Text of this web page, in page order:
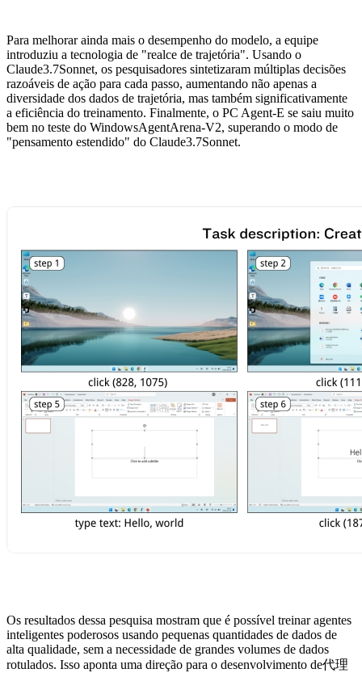
Para melhorar ainda mais o desempenho do modelo, a equipe
introduziu a tecnologia de "realce de trajetória". Usando o
Claude3.7Sonnet, os pesquisadores sintetizaram múltiplas decisões
razoáveis de ação para cada passo, aumentando não apenas a
diversidade dos dados de trajetória, mas também significativamente
a eficiência do treinamento. Finalmente, o PC Agent-E se saiu muito
bem no teste do WindowsAgentArena-V2, superando o modo de
"pensamento estendido" do Claude3.7Sonnet.
Os resultados dessa pesquisa mostram que é possível treinar agentes
inteligentes poderosos usando pequenas quantidades de dados de
alta qualidade, sem a necessidade de grandes volumes de dados
rotulados. Isso aponta uma direção para o desenvolvimento de代理